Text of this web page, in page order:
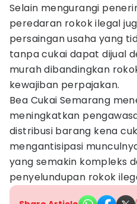
Selain mengurangi
peredaran rokok ilegal
persaingan usaha yang
tanpa cukai dapat dijual
murah dibandingkan
kewajiban perpajakan.
Bea Cukai Semarang
meningkatkan
distribusi barang kena
mengantisipasi
yang semakin kompleks
penyelundupan rokok